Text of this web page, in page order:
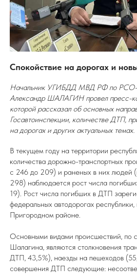
Спокойствие на дорогах и
Начальник УГИБДД МВД РФ по
Александр ШАЛАГИН провел пресс-
которой рассказал об основных
Госавтоинспекции, количестве ДТП,
на дорогах и других актуальных темах.
В текущем году на территории
количества дорожно-транспортных
с 246 до 209) и раненых в них людей
298) наблюдается рост числа
19). Рост числа погибших в ДТП
федеральных автодорогах республики,
Пригородном районе.
Основными видами происшествий, по
Шалагина, являются столкновения
ДТП, 43,5%), наезды на пешеходов
совершения ДТП следующие: